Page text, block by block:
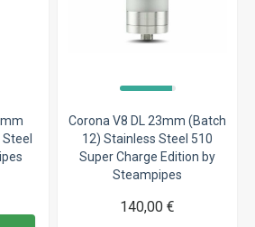
Corona V8 DL 23mm (Batch
12) Stainless Steel 510
Super Charge Edition by
Steampipes
140,00 €